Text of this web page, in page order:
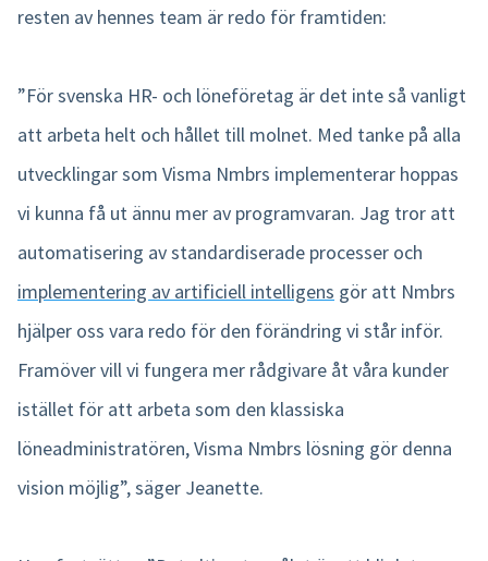
resten av hennes team är redo för framtiden:
”För svenska HR- och löneföretag är det inte så vanligt
att arbeta helt och hållet till molnet. Med tanke på alla
utvecklingar som Visma Nmbrs implementerar hoppas
vi kunna få ut ännu mer av programvaran. Jag tror att
automatisering av standardiserade processer och
implementering av artificiell intelligens gör att Nmbrs
hjälper oss vara redo för den förändring vi står inför.
Framöver vill vi fungera mer rådgivare åt våra kunder
istället för att arbeta som den klassiska
löneadministratören, Visma Nmbrs lösning gör denna
vision möjlig”, säger Jeanette.